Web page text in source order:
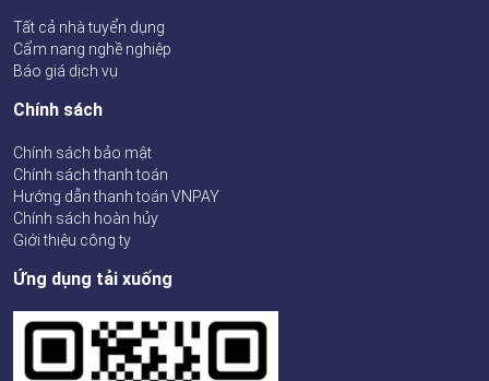
Tất cả nhà tuyển dụng
Cẩm nang nghề nghiệp
Báo giá dịch vụ
Chính sách
Chính sách bảo mật
Chính sách thanh toán
Hướng dẫn thanh toán VNPAY
Chính sách hoàn hủy
Giới thiệu công ty
Ứng dụng tải xuống